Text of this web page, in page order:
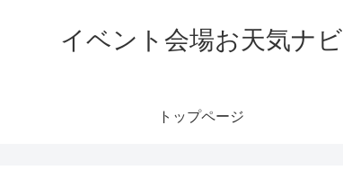
イベント会場お天気ナビ
トップページ